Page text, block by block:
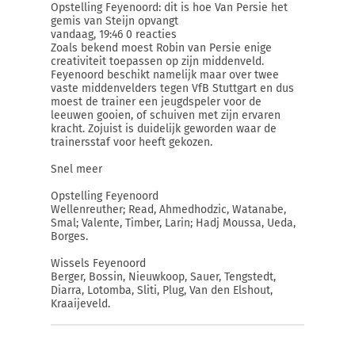
Opstelling Feyenoord: dit is hoe Van Persie het
gemis van Steijn opvangt
vandaag, 19:46 0 reacties
Zoals bekend moest Robin van Persie enige
creativiteit toepassen op zijn middenveld.
Feyenoord beschikt namelijk maar over twee
vaste middenvelders tegen VfB Stuttgart en dus
moest de trainer een jeugdspeler voor de
leeuwen gooien, of schuiven met zijn ervaren
kracht. Zojuist is duidelijk geworden waar de
trainersstaf voor heeft gekozen.
Snel meer
Opstelling Feyenoord
Wellenreuther; Read, Ahmedhodzic, Watanabe,
Smal; Valente, Timber, Larin; Hadj Moussa, Ueda,
Borges.
Wissels Feyenoord
Berger, Bossin, Nieuwkoop, Sauer, Tengstedt,
Diarra, Lotomba, Sliti, Plug, Van den Elshout,
Kraaijeveld.